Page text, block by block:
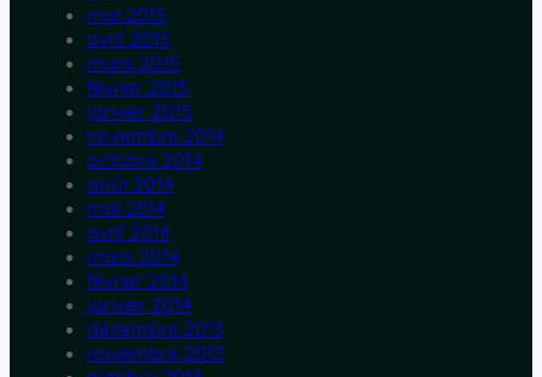
mai 2015
avril 2015
mars 2015
février 2015
janvier 2015
novembre 2014
octobre 2014
août 2014
mai 2014
avril 2014
mars 2014
février 2014
janvier 2014
décembre 2013
novembre 2013